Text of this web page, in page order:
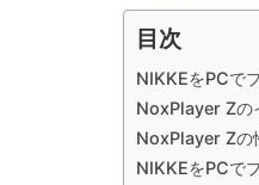
目次
NIKKEをPCで
NoxPlayer Zの
NoxPlayer Zの
NIKKEをPCで